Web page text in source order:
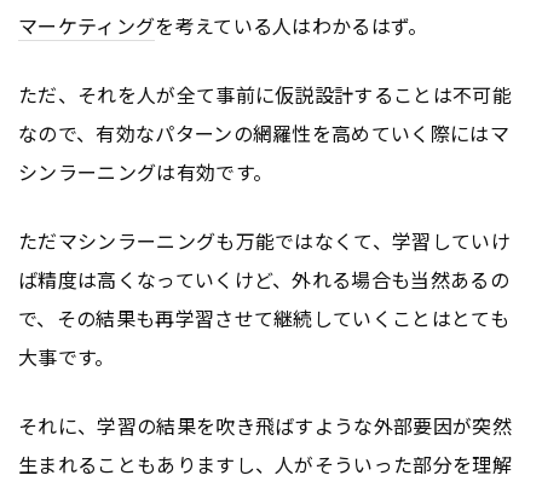
マーケティングを考えている人はわかるはず。
ただ、それを人が全て事前に仮説設計することは不可能
なので、有効なパターンの網羅性を高めていく際にはマ
シンラーニングは有効です。
ただマシンラーニングも万能ではなくて、学習していけ
ば精度は高くなっていくけど、外れる場合も当然あるの
で、その結果も再学習させて継続していくことはとても
大事です。
それに、学習の結果を吹き飛ばすような外部要因が突然
生まれることもありますし、人がそういった部分を理解